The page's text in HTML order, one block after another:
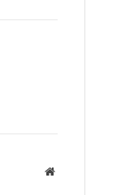
Website